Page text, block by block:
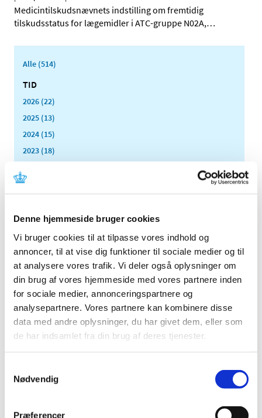
Denne hjemmeside bruger cookies
Vi bruger cookies til at tilpasse vores indhold og
annoncer, til at vise dig funktioner til sociale medier og til
at analysere vores trafik. Vi deler også oplysninger om
din brug af vores hjemmeside med vores partnere inden
for sociale medier, annonceringspartnere og
analysepartnere. Vores partnere kan kombinere disse
data med andre oplysninger, du har givet dem, eller som
de har indsamlet fra din brug af deres tjenester.
Nødvendig
Præferencer
Medicintilskudsnævnets indstilling om fremtidig
tilskudsstatus for lægemidler i ATC-gruppe N02A,…
Alle (514)
TID
2026 (22)
2025 (13)
2024 (15)
2023 (18)
2021 (32)
2019 (41)
2018 (46)
2017 (36)
2016 (48)
2015 (31)
2014 (44)
2013 (45)
2012 (44)
oktober (4)